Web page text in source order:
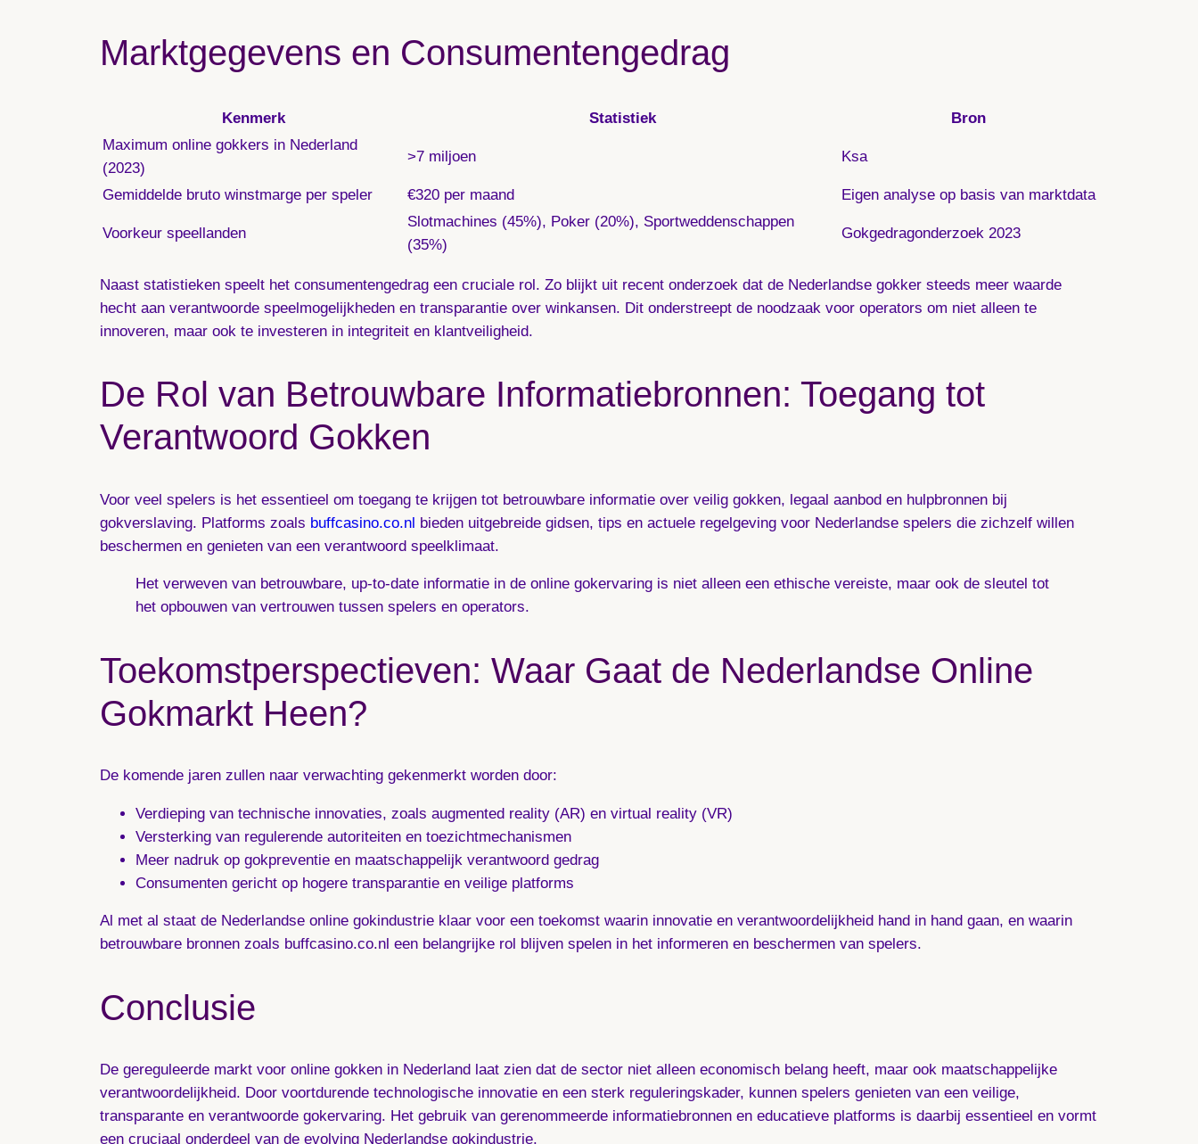
Marktgegevens en Consumentengedrag
Kenmerk Statistiek
Bron
Maximum online gokkers in Nederland
(2023)
>7 miljoen Ksa
Gemiddelde bruto winstmarge per speler €320 per maand Eigen analyse op basis van marktdata
Voorkeur speellanden
Slotmachines (45%), Poker (20%), Sportweddenschappen
(35%)
Gokgedragonderzoek 2023
Naast statistieken speelt het consumentengedrag een cruciale rol. Zo blijkt uit recent onderzoek dat de Nederlandse gokker steeds meer waarde
hecht aan verantwoorde speelmogelijkheden en transparantie over winkansen. Dit onderstreept de noodzaak voor operators om niet alleen te
innoveren, maar ook te investeren in integriteit en klantveiligheid.
De Rol van Betrouwbare Informatiebronnen: Toegang tot
Verantwoord Gokken
Voor veel spelers is het essentieel om toegang te krijgen tot betrouwbare informatie over veilig gokken, legaal aanbod en hulpbronnen bij
gokverslaving. Platforms zoals buffcasino.co.nl bieden uitgebreide gidsen, tips en actuele regelgeving voor Nederlandse spelers die zichzelf willen
beschermen en genieten van een verantwoord speelklimaat.
Het verweven van betrouwbare, up-to-date informatie in de online gokervaring is niet alleen een ethische vereiste, maar ook de sleutel tot
het opbouwen van vertrouwen tussen spelers en operators.
Toekomstperspectieven: Waar Gaat de Nederlandse Online
Gokmarkt Heen?
De komende jaren zullen naar verwachting gekenmerkt worden door:
Verdieping van technische innovaties, zoals augmented reality (AR) en virtual reality (VR)
Versterking van regulerende autoriteiten en toezichtmechanismen
Meer nadruk op gokpreventie en maatschappelijk verantwoord gedrag
Consumenten gericht op hogere transparantie en veilige platforms
Al met al staat de Nederlandse online gokindustrie klaar voor een toekomst waarin innovatie en verantwoordelijkheid hand in hand gaan, en waarin
betrouwbare bronnen zoals buffcasino.co.nl een belangrijke rol blijven spelen in het informeren en beschermen van spelers.
Conclusie
De gereguleerde markt voor online gokken in Nederland laat zien dat de sector niet alleen economisch belang heeft, maar ook maatschappelijke
verantwoordelijkheid. Door voortdurende technologische innovatie en een sterk reguleringskader, kunnen spelers genieten van een veilige,
transparante en verantwoorde gokervaring. Het gebruik van gerenommeerde informatiebronnen en educatieve platforms is daarbij essentieel en vormt
een cruciaal onderdeel van de evolving Nederlandse gokindustrie.